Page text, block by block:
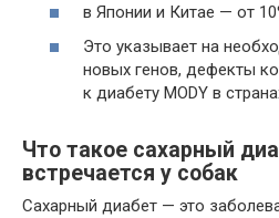
в Японии и Китае — от
Это указывает на
новых генов, дефекты
к диабету MODY в
Что такое сахарный
встречается у собак
Сахарный диабет — это